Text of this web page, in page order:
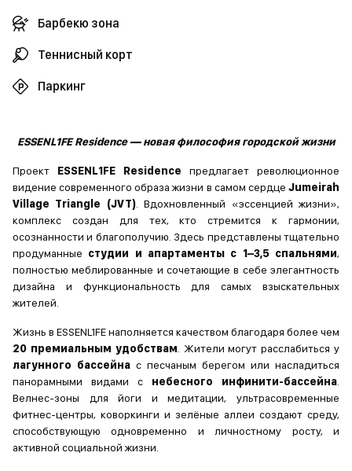
Барбекю зона
Теннисный корт
Паркинг
ESSENL1FE Residence — новая философия городской жизни
Проект ESSENL1FE Residence предлагает революционное
видение современного образа жизни в самом сердце Jumeirah
Village Triangle (JVT). Вдохновленный «эссенцией жизни»,
комплекс создан для тех, кто стремится к гармонии,
осознанности и благополучию. Здесь представлены тщательно
продуманные студии и апартаменты с 1–3,5 спальнями,
полностью меблированные и сочетающие в себе элегантность
дизайна и функциональность для самых взыскательных
жителей.
Жизнь в ESSENL1FE наполняется качеством благодаря более чем
20 премиальным удобствам . Жители могут расслабиться у
лагунного бассейна с песчаным берегом или насладиться
панорамными видами с небесного инфинити-бассейна
Велнес-зоны для йоги и медитации, ультрасовременные
фитнес-центры, коворкинги и зелёные аллеи создают среду,
способствующую одновременно и личностному росту, и
активной социальной жизни.